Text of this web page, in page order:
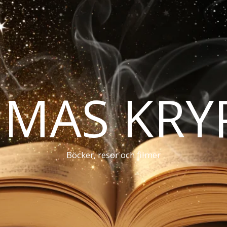
Böcker, resor och filmer